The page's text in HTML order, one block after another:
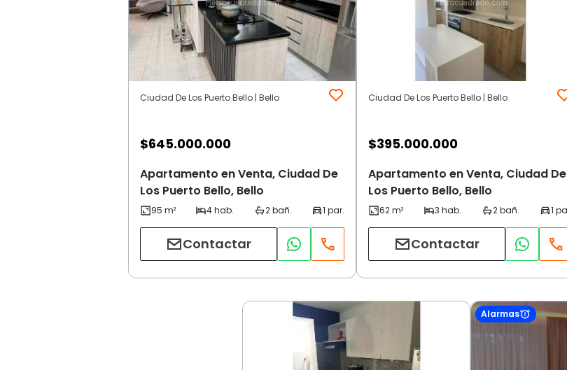
Ciudad De Los Puerto Bello | Bello
$645.000.000
Apartamento en Venta, Ciudad De
Los Puerto Bello, Bello
Contactar
Ciudad De Los Puerto Bello | Bello
$395.000.000
Apartamento en Venta, Ciudad De
Los Puerto Bello, Bello
Contactar
Alarmas